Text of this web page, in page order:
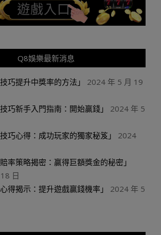
Q8娛樂最新消息
巧提升中獎率的方法」
2024 年 5 月 19
巧新手入門指南：開始贏錢」
2024 年 5
巧心得：成功玩家的獨家秘笈」
2024
率策略揭密：贏得巨額獎金的秘密」
日
得揭示：提升遊戲贏錢機率」
2024 年 5